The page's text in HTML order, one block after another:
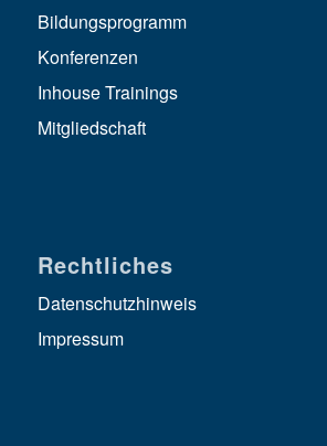
Bildungsprogramm
Konferenzen
Inhouse Trainings
Mitgliedschaft
Rechtliches
Datenschutzhinweis
Impressum